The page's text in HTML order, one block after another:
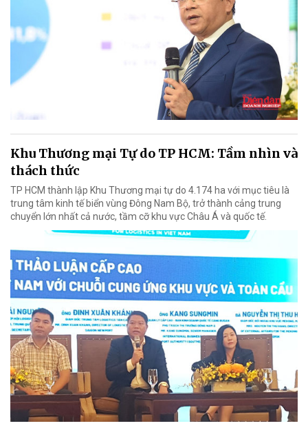
Khu Thương mại Tự do TP HCM: Tầm nhìn và
thách thức
TP HCM thành lập Khu Thương mại tự do 4.174 ha với mục tiêu là
trung tâm kinh tế biển vùng Đông Nam Bộ, trở thành cảng trung
chuyển lớn nhất cả nước, tầm cỡ khu vực Châu Á và quốc tế.